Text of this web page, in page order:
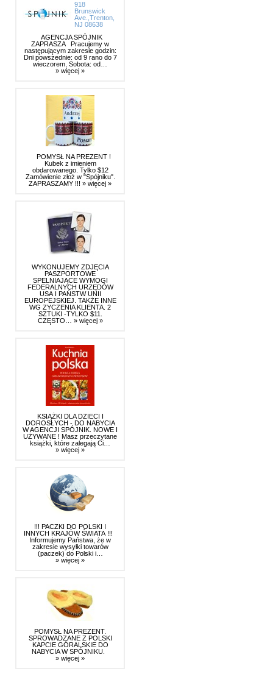
918
Brunswick
Ave.,Trenton,
NJ 08638
AGENCJA SPÓJNIK
ZAPRASZA Pracujemy w
następującym zakresie godzin:
Dni powszednie: od 9 rano do 7
wieczorem, Sobota: od…
» więcej »
POMYSŁ NA PREZENT !
Kubek z imieniem
obdarowanego. Tylko $12
Zamówienie złoż w "Spójniku".
ZAPRASZAMY !!! » więcej »
WYKONUJEMY ZDJĘCIA
PASZPORTOWE
SPELNIAJĄCE WYMOGI
FEDERALNYCH URZĘDÓW
USA I PAŃSTW UNII
EUROPEJSKIEJ. TAKŻE INNE
WG ZYCZENIA KLIENTA. 2
SZTUKI -TYLKO $11.
CZĘSTO… » więcej »
KSIĄŻKI DLA DZIECI I
DOROSŁYCH - DO NABYCIA
W AGENCJI SPÓJNIK. NOWE I
UŻYWANE ! Masz przeczytane
książki, które zalegają Ci…
» więcej »
!!! PACZKI DO POLSKI I
INNYCH KRAJÓW ŚWIATA !!!
Informujemy Państwa, że w
zakresie wysyłki towarów
(paczek) do Polski i…
» więcej »
POMYSŁ NA PREZENT.
SPROWADZANE Z POLSKI
KAPCIE GÓRALSKIE DO
NABYCIA W SPÓJNIKU.
» więcej »